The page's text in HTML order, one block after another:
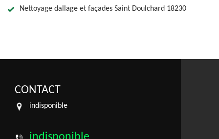
Nettoyage dallage et façades Saint Doulchard 18230
CONTACT
indisponible